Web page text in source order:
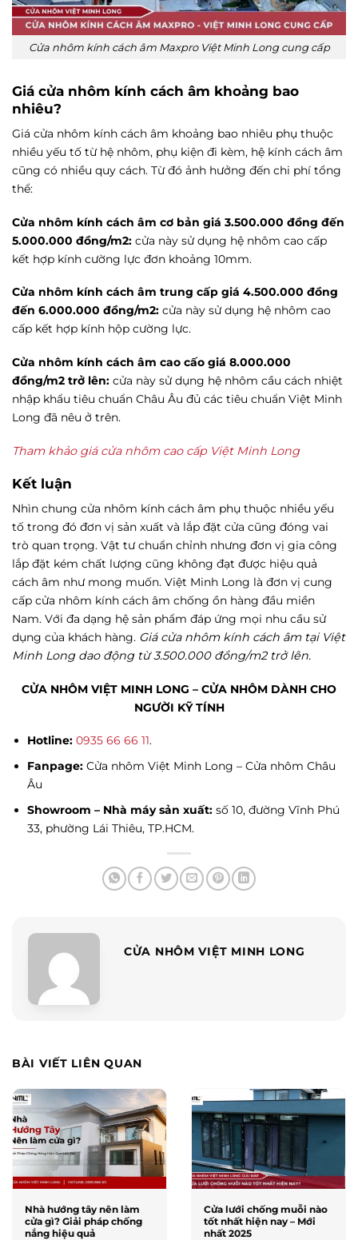
Cửa nhôm kính cách âm Maxpro Việt Minh Long cung cấp
Giá cửa nhôm kính cách âm khoảng bao
nhiêu?
Giá cửa nhôm kính cách âm khoảng bao nhiêu phụ thuộc
nhiều yếu tố từ hệ nhôm, phụ kiện đi kèm, hệ kính cách âm
cũng có nhiều quy cách. Từ đó ảnh hưởng đến chi phí tổng
thể:
Cửa nhôm kính cách âm cơ bản giá 3.500.000 đồng đến
5.000.000 đồng/m2: cửa này sử dụng hệ nhôm cao cấp
kết hợp kính cường lực đơn khoảng 10mm.
Cửa nhôm kính cách âm trung cấp giá 4.500.000 đồng
đến 6.000.000 đồng/m2: cửa này sử dụng hệ nhôm cao
cấp kết hợp kính hộp cường lực.
Cửa nhôm kính cách âm cao cấo giá 8.000.000
đồng/m2 trở lên: cửa này sử dụng hệ nhôm cầu cách nhiệt
nhập khẩu tiêu chuẩn Châu Âu đủ các tiêu chuẩn Việt Minh
Long đã nêu ở trên.
Tham khảo giá cửa nhôm cao cấp Việt Minh Long
Kết luận
Nhìn chung cửa nhôm kính cách âm phụ thuộc nhiều yếu
tố trong đó đơn vị sản xuất và lắp đặt cửa cũng đóng vai
trò quan trọng. Vật tư chuẩn chỉnh nhưng đơn vị gia công
lắp đặt kém chất lượng cũng không đạt được hiệu quả
cách âm như mong muốn. Việt Minh Long là đơn vị cung
cấp cửa nhôm kính cách âm chống ồn hàng đầu miền
Nam. Với đa dạng hệ sản phẩm đáp ứng mọi nhu cầu sử
dụng của khách hàng. Giá cửa nhôm kính cách âm tại Việt
Minh Long dao động từ 3.500.000 đồng/m2 trở lên.
CỬA NHÔM VIỆT MINH LONG – CỬA NHÔM DÀNH CHO
NGƯỜI KỸ TÍNH
Hotline: 0935 66 66 11.
Fanpage:Cửa nhôm Việt Minh Long – Cửa nhôm Châu
Âu
Showroom – Nhà máy sản xuất:số 10, đường Vĩnh Phú
33, phường Lái Thiêu, TP.HCM.
CỬA NHÔM VIỆT MINH LONG
BÀI VIẾT LIÊN QUAN
Nhà hướng tây nên làm
cửa gì? Giải pháp chống
nắng hiệu quả
Cửa lưới chống muỗi nào
tốt nhất hiện nay – Mới
nhất 2025